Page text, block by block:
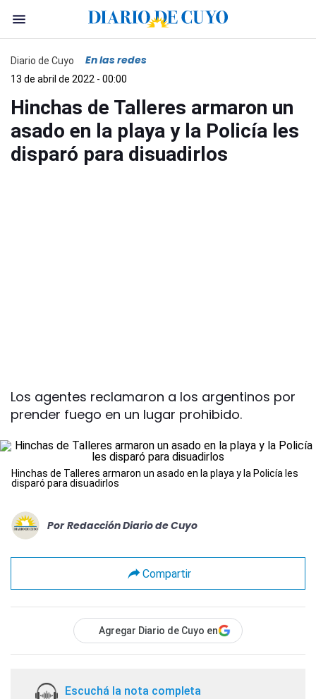
Diario de Cuyo En las redes
13 de abril de 2022 - 00:00
Hinchas de Talleres armaron un
asado en la playa y la Policía les
disparó para disuadirlos
Los agentes reclamaron a los argentinos por
prender fuego en un lugar prohibido.
Hinchas de Talleres armaron un asado en la playa y la Policía les
disparó para disuadirlos
Por Redacción Diario de Cuyo
Compartir
Agregar Diario de Cuyo en
Escuchá la nota completa